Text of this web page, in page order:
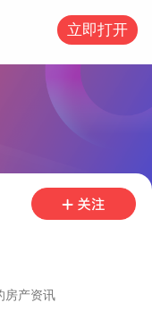
立即打开
房产资讯